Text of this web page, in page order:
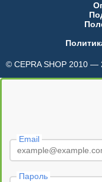
© CEPRA SHOP 2010 —
Email
Пароль